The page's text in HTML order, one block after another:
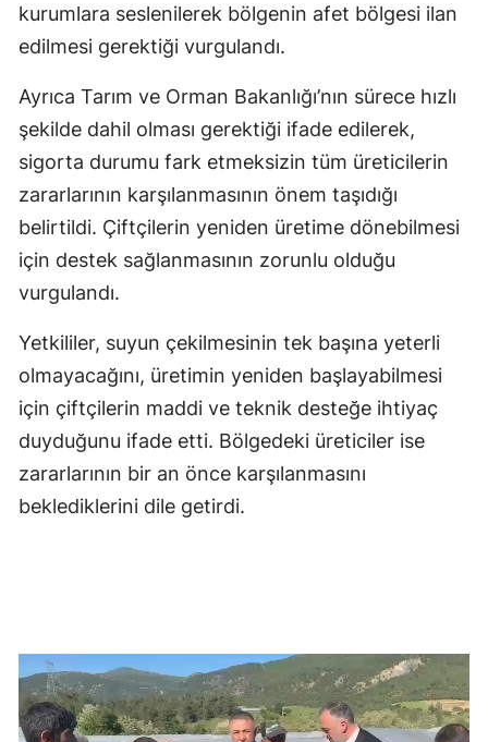
kurumlara seslenilerek bölgenin afet bölgesi ilan
edilmesi gerektiği vurgulandı.
Ayrıca Tarım ve Orman Bakanlığı’nın sürece hızlı
şekilde dahil olması gerektiği ifade edilerek,
sigorta durumu fark etmeksizin tüm üreticilerin
zararlarının karşılanmasının önem taşıdığı
belirtildi. Çiftçilerin yeniden üretime dönebilmesi
için destek sağlanmasının zorunlu olduğu
vurgulandı.
Yetkililer, suyun çekilmesinin tek başına yeterli
olmayacağını, üretimin yeniden başlayabilmesi
için çiftçilerin maddi ve teknik desteğe ihtiyaç
duyduğunu ifade etti. Bölgedeki üreticiler ise
zararlarının bir an önce karşılanmasını
beklediklerini dile getirdi.